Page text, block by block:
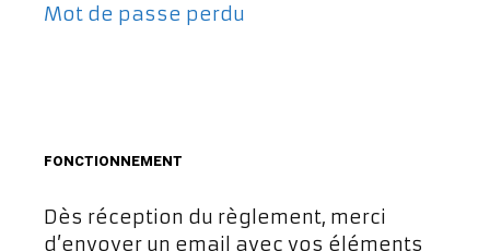
Mot de passe perdu
FONCTIONNEMENT
Dès réception du règlement, merci
d’envoyer un email avec vos éléments